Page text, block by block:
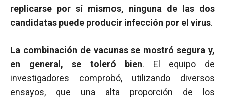
replicarse por sí mismos, ninguna de las dos
candidatas puede producir infección por el virus.
La combinación de vacunas se mostró segura y,
en general, se toleró bien. El equipo de
investigadores comprobó, utilizando diversos
ensayos, que una alta proporción de los